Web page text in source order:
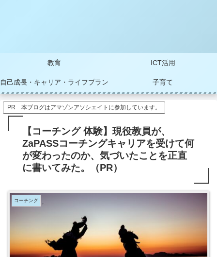
教育 ICT活用
自己成長・キャリア・ライフプラン 子育て
PR 本ブログはアマゾンアソシエイトに参加しています。
【コーチング 体験】現役教員が、
ZaPASSコーチングキャリアを受けて何
が変わったのか、気づいたことを正直
に書いてみた。（PR）
コーチング